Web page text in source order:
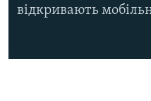
відкривають